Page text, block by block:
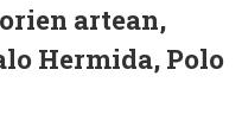
artean,
Hermida, Polo